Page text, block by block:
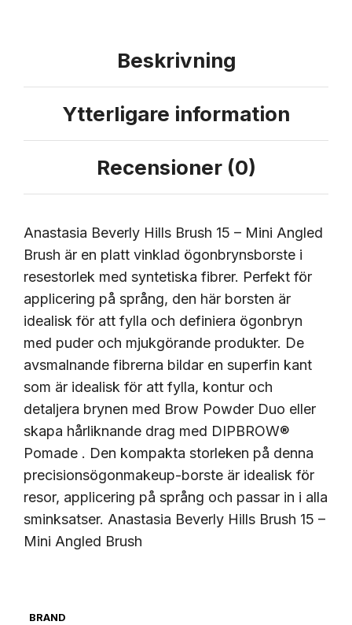
Beskrivning
Ytterligare information
Recensioner (0)
Anastasia Beverly Hills Brush 15 – Mini Angled
Brush är en platt vinklad ögonbrynsborste i
resestorlek med syntetiska fibrer. Perfekt för
applicering på språng, den här borsten är
idealisk för att fylla och definiera ögonbryn
med puder och mjukgörande produkter. De
avsmalnande fibrerna bildar en superfin kant
som är idealisk för att fylla, kontur och
detaljera brynen med Brow Powder Duo eller
skapa hårliknande drag med DIPBROW®
Pomade . Den kompakta storleken på denna
precisionsögonmakeup-borste är idealisk för
resor, applicering på språng och passar in i alla
sminksatser. Anastasia Beverly Hills Brush 15 –
Mini Angled Brush
BRAND